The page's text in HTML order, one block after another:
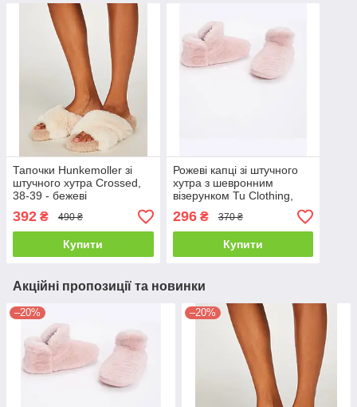
Тапочки Hunkemoller зі
штучного хутра Crossed,
38-39 - бежеві
392 ₴ 490 ₴
Купити
Рожеві капці зі штучного
хутра з шевронним
візерунком Tu Clothing,
розмір M (UK 5-6)
296₴ 370 ₴
Купити
Акційні пропозиції та новинки
–20% –20%